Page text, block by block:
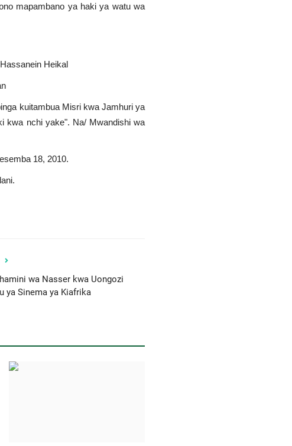
mapambano ya haki ya watu wa
Heikal
kuitambua Misri kwa Jamhuri ya
kwa nchi yake". Na/ Mwandishi wa
18, 2010.
wa Nasser kwa Uongozi
ya Sinema ya Kiafrika